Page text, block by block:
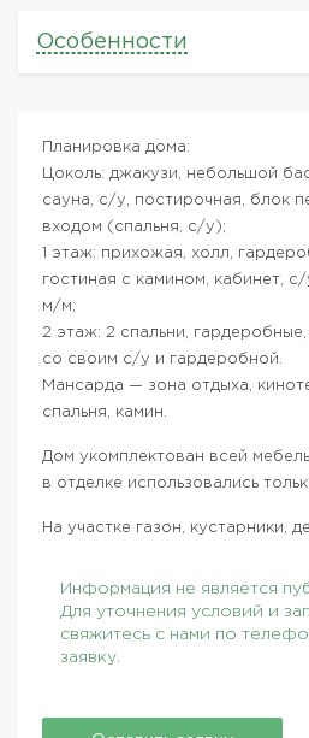
Особенности
Планировка дома:
Цоколь: джакузи, небольшой
сауна, с/у, постирочная, блок
входом (спальня, с/у);
1 этаж: прихожая, холл,
гостиная с камином, кабинет,
м/м;
2 этаж: 2 спальни,
со своим с/у и гардеробной.
Мансарда — зона отдыха,
спальня, камин.
Дом укомплектован всей
в отделке использовались
На участке газон, кустарники,
Информация не является
Для уточнения условий и
свяжитесь с нами по
заявку.